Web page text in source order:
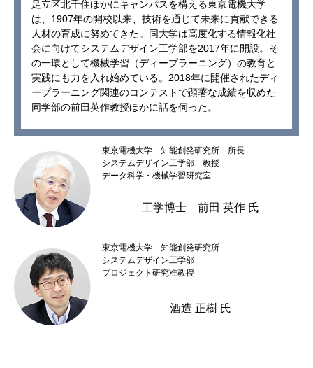
足立区北千住ほかにキャンパスを構える東京電機大学
は、1907年の開校以来、技術を通じて未来に貢献できる
人材の育成に努めてきた。同大学は高度化する情報化社
会に向けてシステムデザイン工学部を2017年に開設。そ
の一環として機械学習（ディープラーニング）の教育と
実践にも力を入れ始めている。2018年に開催されたディ
ープラーニング関連のコンテストで顕著な成績を収めた
同学部の前田英作教授ほかに話を伺った。
東京電機大学 知能創発研究所 所長
システムデザイン工学部 教授
データ科学・機械学習研究室
工学博士 前田 英作 氏
東京電機大学 知能創発研究所
システムデザイン工学部
プロジェクト研究准教授
酒造 正樹 氏